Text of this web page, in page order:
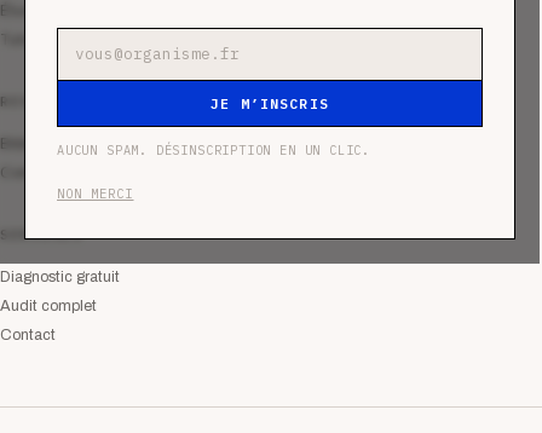
JE M’INSCRIS
AUCUN SPAM. DÉSINSCRIPTION EN UN CLIC.
NON MERCI
Études de cas
Tutoriels
RESSOURCES
Bibliothèque
Communauté
SERVICES
Diagnostic gratuit
Audit complet
Contact